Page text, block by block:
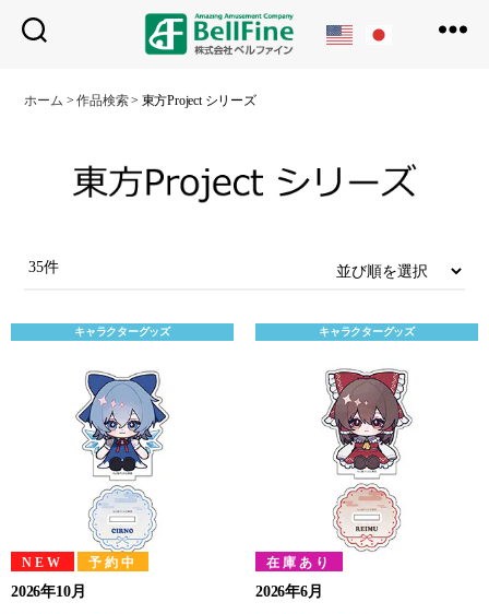
フ
ホーム >作品検索> 東方Project シリーズ
35件
キャラクターグッズ
NEW 予約中
2026年10月
キャラクターグッズ
在庫あり
2026年6月